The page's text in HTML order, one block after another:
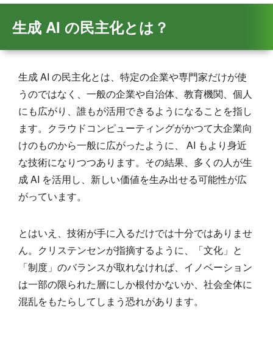
生成 AI の民主化とは？
生成 AI の民主化とは、特定の企業や専門家だけが使
うのではなく、一般の企業や自治体、教育機関、個人
にも広がり、誰もが活用できるようになることを指し
ます。クラウドコンピューティングがかつて大企業向
けのものから一般に広がったように、 AI もより身近
な技術になりつつあります。その結果、多くの人が生
成 AI を活用し、新しい価値を生み出せる可能性が広
がっています。
とはいえ、技術が手に入るだけでは十分ではありませ
ん。クリステンセンが指摘するように、「文化」と
「制度」のバランスが取れなければ、イノベーション
は一部の限られた層にしか根付かないか、社会全体に
混乱をもたらしてしまう恐れがあります。